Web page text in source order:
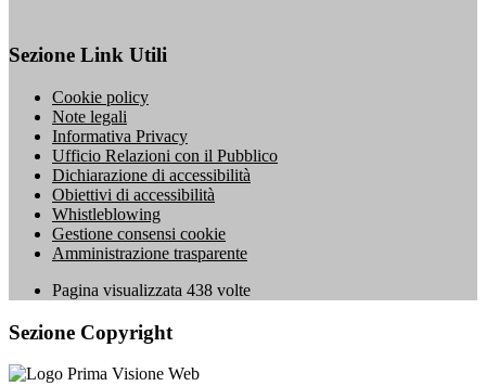
Sezione Link Utili
Cookie policy
Note legali
Informativa Privacy
Ufficio Relazioni con il Pubblico
Dichiarazione di accessibilità
Obiettivi di accessibilità
Whistleblowing
Gestione consensi cookie
Amministrazione trasparente
Pagina visualizzata 438 volte
Sezione Copyright